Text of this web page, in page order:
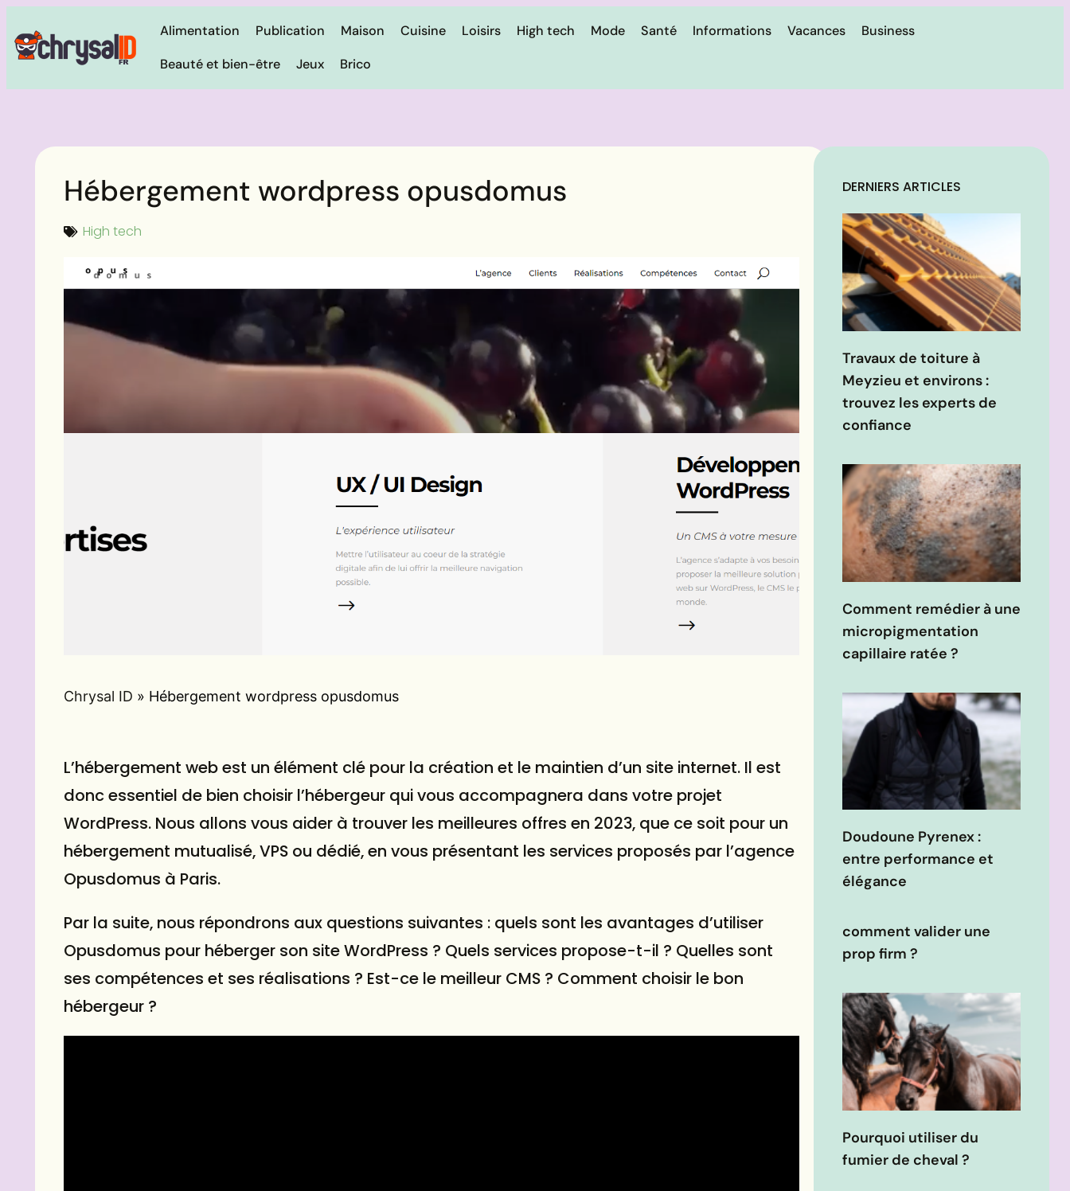
Alimentation Publication Maison Cuisine Loisirs High tech Mode Santé Informations Vacances
Business
Beauté et bien-être
Jeux Brico
Hébergement wordpress opusdomus
High tech
Chrysal ID » Hébergement wordpress opusdomus
L’hébergement web est un élément clé pour la création et le maintien d’un site internet. Il est
donc essentiel de bien choisir l’hébergeur qui vous accompagnera dans votre projet
WordPress. Nous allons vous aider à trouver les meilleures offres en 2023, que ce soit pour un
hébergement mutualisé, VPS ou dédié, en vous présentant les services proposés par l’agence
Opusdomus à Paris.
Par la suite, nous répondrons aux questions suivantes : quels sont les avantages d’utiliser
Opusdomus pour héberger son site WordPress ? Quels services propose-t-il ? Quelles sont
ses compétences et ses réalisations ? Est-ce le meilleur CMS ? Comment choisir le bon
hébergeur ?
DERNIERS ARTICLES
Travaux de toiture à
Meyzieu et environs :
trouvez les experts de
confiance
Comment remédier à une
micropigmentation
capillaire ratée ?
Doudoune Pyrenex :
entre performance et
élégance
comment valider une
prop firm ?
Pourquoi utiliser du
fumier de cheval ?